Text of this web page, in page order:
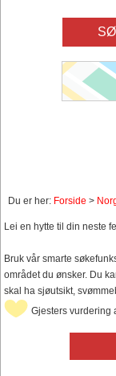
Du er her: Forside >
Lei en hytte til din neste
Bruk vår smarte
området du ønsker. Du
skal ha sjøutsikt,
Gjesters vurdering